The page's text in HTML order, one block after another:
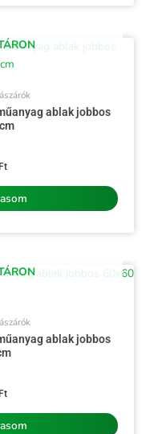
ablak jobbos
Ft
ablak jobbos
Ft